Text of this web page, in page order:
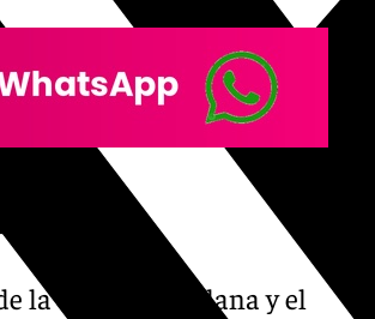
la estrella catalana y el